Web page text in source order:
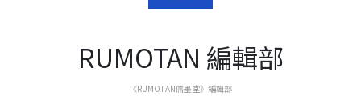
RUMOTAN 編輯部
《RUMOTAN儒墨堂》編輯部